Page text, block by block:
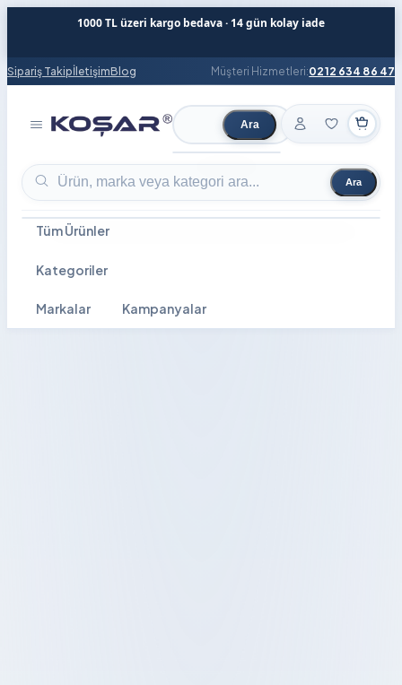
1000 TL üzeri kargo bedava · 14 gün kolay iade
Sipariş TakipİletişimBlog Müşteri Hizmetleri:0212 634 86 47
Ürün ara Ara
Ürün ara Ara
Tüm Ürünler
Kategoriler
Markalar Kampanyalar